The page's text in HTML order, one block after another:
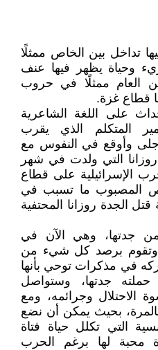
تداخل بين الخاص ممثلًا
وحياة يظهر فيها عنف
العام ممثلًا في حروب
قطاع غزة.
على اللغة الشاعرية
المتكلم الذي يقرب
وأوقع في النفوس مع
التي ولدت في شهر
الحرب الإسرائيلية على قطاع
المصبوب ما تسبب في
الجدة روزانا المحتفية
جدتها، وهي الآن في
برصد كل شيء من
في مذكرات توحي بأنها
جدتها، وستواصل
الاحتلال وجرائمه، ومع
بحيث يمكن أن نضع
التي تكلل حياة فتاة
محبة لها برغم الحرب